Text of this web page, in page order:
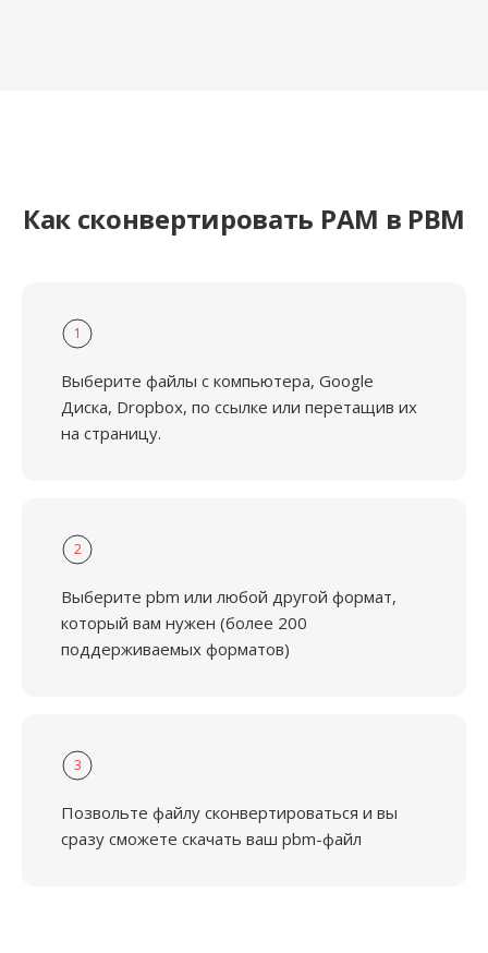
Как сконвертировать PAM в PBM
1
Выберите файлы с компьютера, Google
Диска, Dropbox, по ссылке или перетащив их
на страницу.
2
Выберите pbm или любой другой формат,
который вам нужен (более 200
поддерживаемых форматов)
3
Позвольте файлу сконвертироваться и вы
сразу сможете скачать ваш pbm-файл